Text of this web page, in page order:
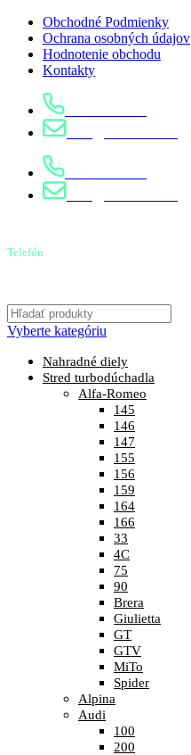
Obchodné Podmienky
Ochrana osobných údajov
Hodnotenie obchodu
Kontakty
Telefón
Vyberte kategóriu
Nahradné diely
Stred turbodúchadla
Alfa-Romeo
145
146
147
155
156
159
164
166
33
4C
75
90
Brera
Giulietta
GT
GTV
MiTo
Spider
Alpina
Audi
100
200